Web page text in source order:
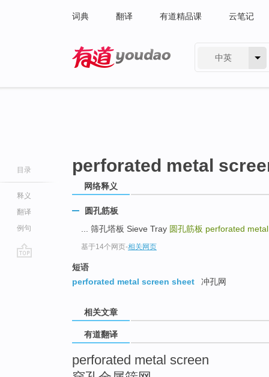
词典 翻译 有道精品课 云笔记
中英
目录
释义
翻译
例句
perforated metal
网络释义
圆孔筋板
... 筛孔塔板 Sieve Tray 圆孔筋板 perforated
基于14个网页-相关网页
短语
perforated metal screen sheet
冲孔网
相关文章
有道翻译
perforated metal screen